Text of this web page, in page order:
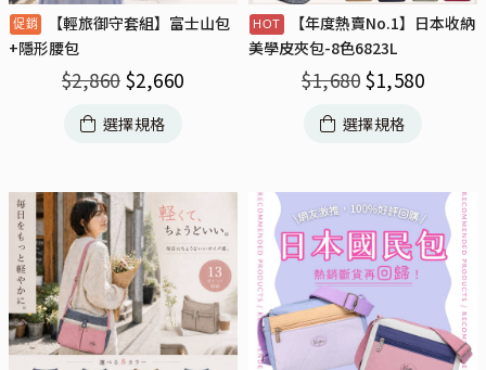
【輕旅御守套組】富士山包
+隱形腰包
$2,860 $2,660
選擇規格
【年度熱賣No.1】日本收納
美學皮夾包-8色6823L
$1,680 $1,580
選擇規格